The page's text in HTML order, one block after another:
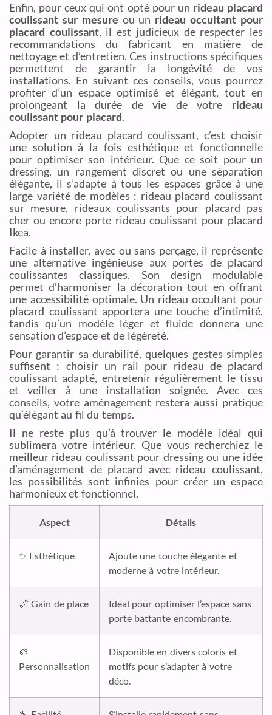
Enfin, pour ceux qui ont opté pour un rideau placard
coulissant sur mesure ou un rideau occultant pour
placard coulissant, il est judicieux de respecter les
recommandations du fabricant en matière de
nettoyage et d’entretien. Ces instructions spécifiques
permettent de garantir la longévité de vos
installations. En suivant ces conseils, vous pourrez
profiter d’un espace optimisé et élégant, tout en
prolongeant la durée de vie de votre rideau
coulissant pour placard.
Adopter un rideau placard coulissant, c’est choisir
une solution à la fois esthétique et fonctionnelle
pour optimiser son intérieur. Que ce soit pour un
dressing, un rangement discret ou une séparation
élégante, il s’adapte à tous les espaces grâce à une
large variété de modèles : rideau placard coulissant
sur mesure, rideaux coulissants pour placard pas
cher ou encore porte rideau coulissant pour placard
Ikea.
Facile à installer, avec ou sans perçage, il représente
une alternative ingénieuse aux portes de placard
coulissantes classiques. Son design modulable
permet d’harmoniser la décoration tout en offrant
une accessibilité optimale. Un rideau occultant pour
placard coulissant apportera une touche d’intimité,
tandis qu’un modèle léger et fluide donnera une
sensation d’espace et de légèreté.
Pour garantir sa durabilité, quelques gestes simples
suffisent : choisir un rail pour rideau de placard
coulissant adapté, entretenir régulièrement le tissu
et veiller à une installation soignée. Avec ces
conseils, votre aménagement restera aussi pratique
qu’élégant au fil du temps.
Il ne reste plus qu’à trouver le modèle idéal qui
sublimera votre intérieur. Que vous recherchiez le
meilleur rideau coulissant pour dressing ou une idée
d’aménagement de placard avec rideau coulissant,
les possibilités sont infinies pour créer un espace
harmonieux et fonctionnel.
Aspect Détails
✨ Esthétique
Ajoute une touche élégante et
moderne à votre intérieur.
📏 Gain de place
Idéal pour optimiser l’espace sans
porte battante encombrante.
🎨
Personnalisation
Disponible en divers coloris et
motifs pour s’adapter à votre
déco.